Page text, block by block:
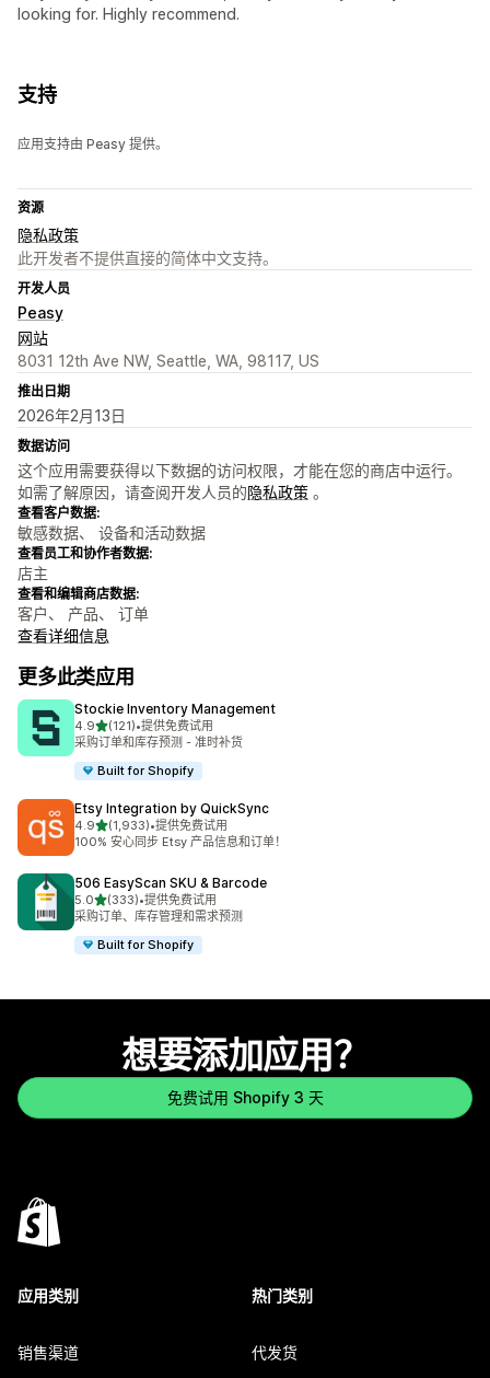
looking for. Highly recommend.
支持
应用支持由 Peasy 提供。
资源
隐私政策
此开发者不提供直接的简体中文支持。
开发人员
Peasy
网站
8031 12th Ave NW, Seattle, WA, 98117, US
推出日期
2026年2月13日
数据访问
这个应用需要获得以下数据的访问权限，才能在您的商店中运行。
如需了解原因，请查阅开发人员的隐私政策 。
查看客户数据:
敏感数据、 设备和活动数据
查看员工和协作者数据:
店主
查看和编辑商店数据:
客户、 产品、 订单
查看详细信息
更多此类应用
Stockie Inventory Management
4.9星（满分 5 星）
(121)
总共 121 条评论
•提供免费试用
采购订单和库存预测 - 准时补货
Built for Shopify
Etsy Integration by QuickSync
4.9星（满分 5 星）
(1,933)
总共 1933 条评论
•提供免费试用
100% 安心同步 Etsy 产品信息和订单！
506 EasyScan SKU & Barcode
5.0星（满分 5 星）
(333)
总共 333 条评论
•提供免费试用
采购订单、库存管理和需求预测
Built for Shopify
想要添加应用？
免费试用 Shopify 3 天
应用类别
销售渠道
热门类别
代发货